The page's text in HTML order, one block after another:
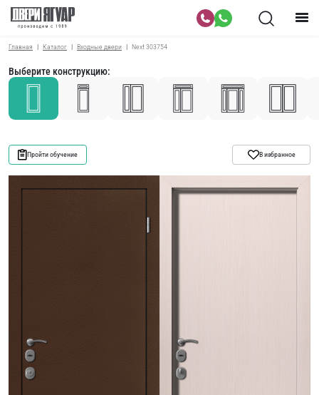
Главная Каталог Входные двери Next 303754
Выберите конструкцию:
Пройти обучение В избранное